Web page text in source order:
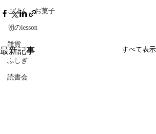
ごはん、お菓子
朝のlesson
雑貨
ふしぎ
読書会
最新記事 すべて表示